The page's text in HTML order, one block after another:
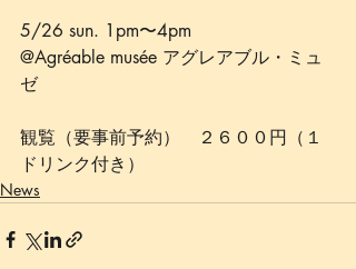
5/26 sun. 1pm〜4pm
@Agréable musée アグレアブル・ミュ
ゼ
観覧（要事前予約）　２６００円（１
ドリンク付き）
News